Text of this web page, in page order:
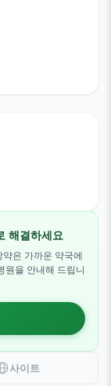
해결하세요
은 가까운 약국에
원을 안내해 드립니
사이트